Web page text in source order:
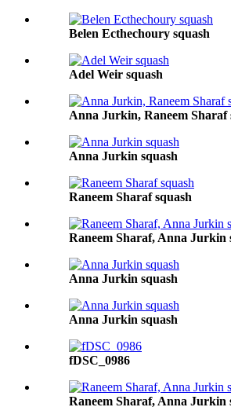
Belen Ecthechoury squash
Adel Weir squash
Anna Jurkin, Raneem Sharaf
Anna Jurkin squash
Raneem Sharaf squash
Raneem Sharaf, Anna Jurkin
Anna Jurkin squash
Anna Jurkin squash
fDSC_0986
Raneem Sharaf, Anna Jurkin